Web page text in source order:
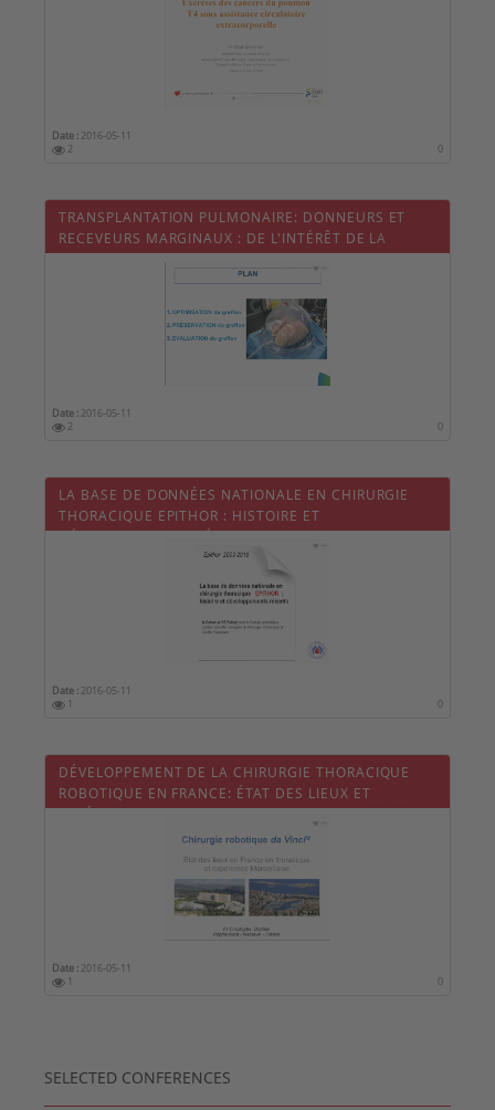
Date : 2016-05-11
2
0
TRANSPLANTATION PULMONAIRE: DONNEURS ET
RECEVEURS MARGINAUX : DE L'INTÉRÊT DE LA
PERFUSION EX-VIVO.
Date : 2016-05-11
2
0
LA BASE DE DONNÉES NATIONALE EN CHIRURGIE
THORACIQUE EPITHOR : HISTOIRE ET
DÉVELOPPEMENTS RÉCENTS
Date : 2016-05-11
1
0
DÉVELOPPEMENT DE LA CHIRURGIE THORACIQUE
ROBOTIQUE EN FRANCE: ÉTAT DES LIEUX ET
EXPÉRIENCE MARSEILLAISE.
Date : 2016-05-11
1
0
SELECTED CONFERENCES